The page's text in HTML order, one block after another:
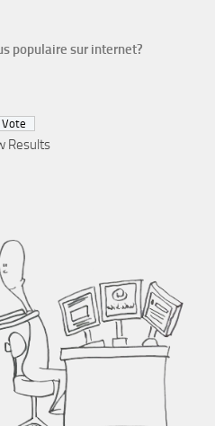
populaire sur internet?
Results